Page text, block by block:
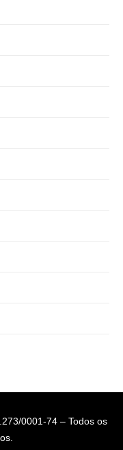
0001-74 – Todos os